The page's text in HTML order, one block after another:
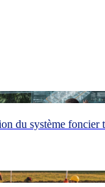
du système foncier